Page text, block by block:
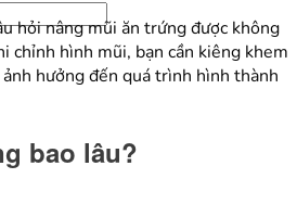
hỏi nâng mũi ăn trứng được không
chỉnh hình mũi, bạn cần kiêng khem
hưởng đến quá trình hình thành
bao lâu?